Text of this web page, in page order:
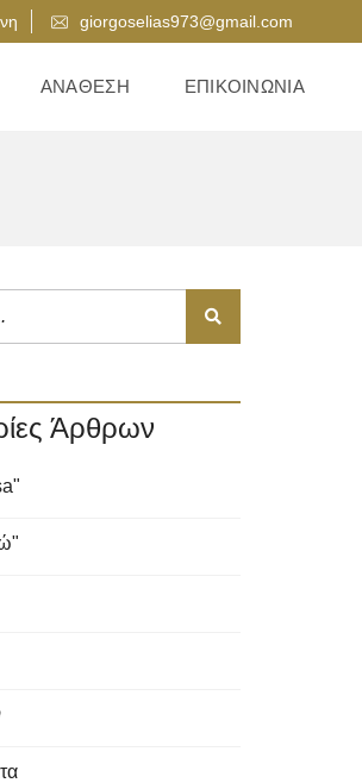
giorgoselias973@gmail.com
ΑΝΆΘΕΣΗ ΕΠΙΚΟΙΝΩΝΊΑ
Άρθρων